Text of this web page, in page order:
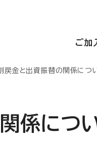
ご加
戻金と出資振替の関係につ
係につ